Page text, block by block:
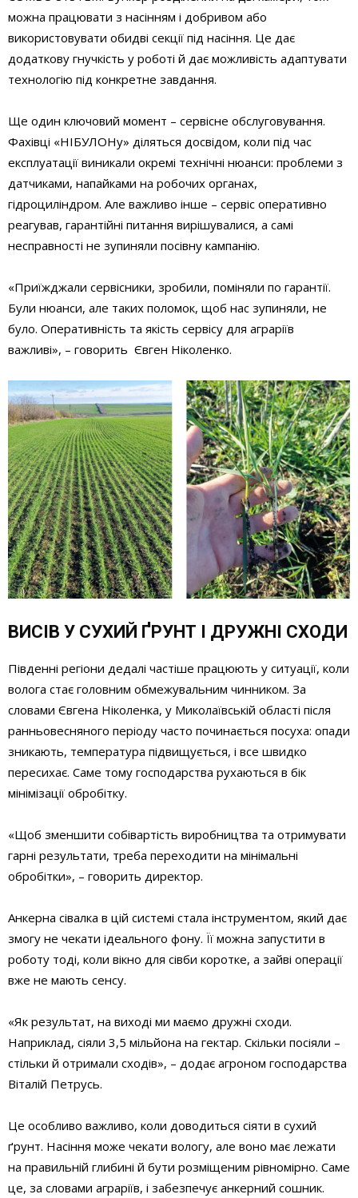
можна працювати з насінням і добривом або
використовувати обидві секції під насіння. Це дає
додаткову гнучкість у роботі й дає можливість адаптувати
технологію під конкретне завдання.
Ще один ключовий момент – сервісне обслуговування.
Фахівці «НІБУЛОНу» діляться досвідом, коли під час
експлуатації виникали окремі технічні нюанси: проблеми з
датчиками, напайками на робочих органах,
гідроциліндром. Але важливо інше – сервіс оперативно
реагував, гарантійні питання вирішувалися, а самі
несправності не зупиняли посівну кампанію.
«Приїжджали сервісники, зробили, поміняли по гарантії.
Були нюанси, але таких поломок, щоб нас зупиняли, не
було. Оперативність та якість сервісу для аграріїв
важливі», – говорить Євген Ніколенко.
ВИСІВ У СУХИЙ ҐРУНТ І ДРУЖНІ СХОДИ
Південні регіони дедалі частіше працюють у ситуації, коли
волога стає головним обмежувальним чинником. За
словами Євгена Ніколенка, у Миколаївській області після
ранньовесняного періоду часто починається посуха: опади
зникають, температура підвищується, і все швидко
пересихає. Саме тому господарства рухаються в бік
мінімізації обробітку.
«Щоб зменшити собівартість виробництва та отримувати
гарні результати, треба переходити на мінімальні
обробітки», – говорить директор.
Анкерна сівалка в цій системі стала інструментом, який дає
змогу не чекати ідеального фону. Її можна запустити в
роботу тоді, коли вікно для сівби коротке, а зайві операції
вже не мають сенсу.
«Як результат, на виході ми маємо дружні сходи.
Наприклад, сіяли 3,5 мільйона на гектар. Скільки посіяли –
стільки й отримали сходів», – додає агроном господарства
Віталій Петрусь.
Це особливо важливо, коли доводиться сіяти в сухий
ґрунт. Насіння може чекати вологу, але воно має лежати
на правильній глибині й бути розміщеним рівномірно. Саме
це, за словами аграріїв, і забезпечує анкерний сошник.